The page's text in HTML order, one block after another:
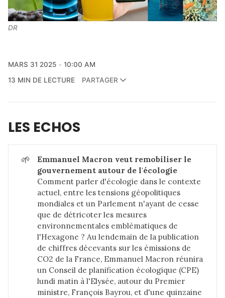
DR
MARS 31 2025
10:00 AM
13 MIN DE LECTURE
PARTAGER
LES ECHOS
🌱
Emmanuel Macron veut remobiliser le
gouvernement autour de l'écologie
Comment parler d'écologie dans le contexte
actuel, entre les tensions géopolitiques
mondiales et un Parlement n'ayant de cesse
que de détricoter les mesures
environnementales emblématiques de
l'Hexagone ? Au lendemain de la publication
de chiffres décevants sur les émissions de
CO2 de la France, Emmanuel Macron réunira
un Conseil de planification écologique (CPE)
lundi matin à l'Elysée, autour du Premier
ministre, François Bayrou, et d'une quinzaine